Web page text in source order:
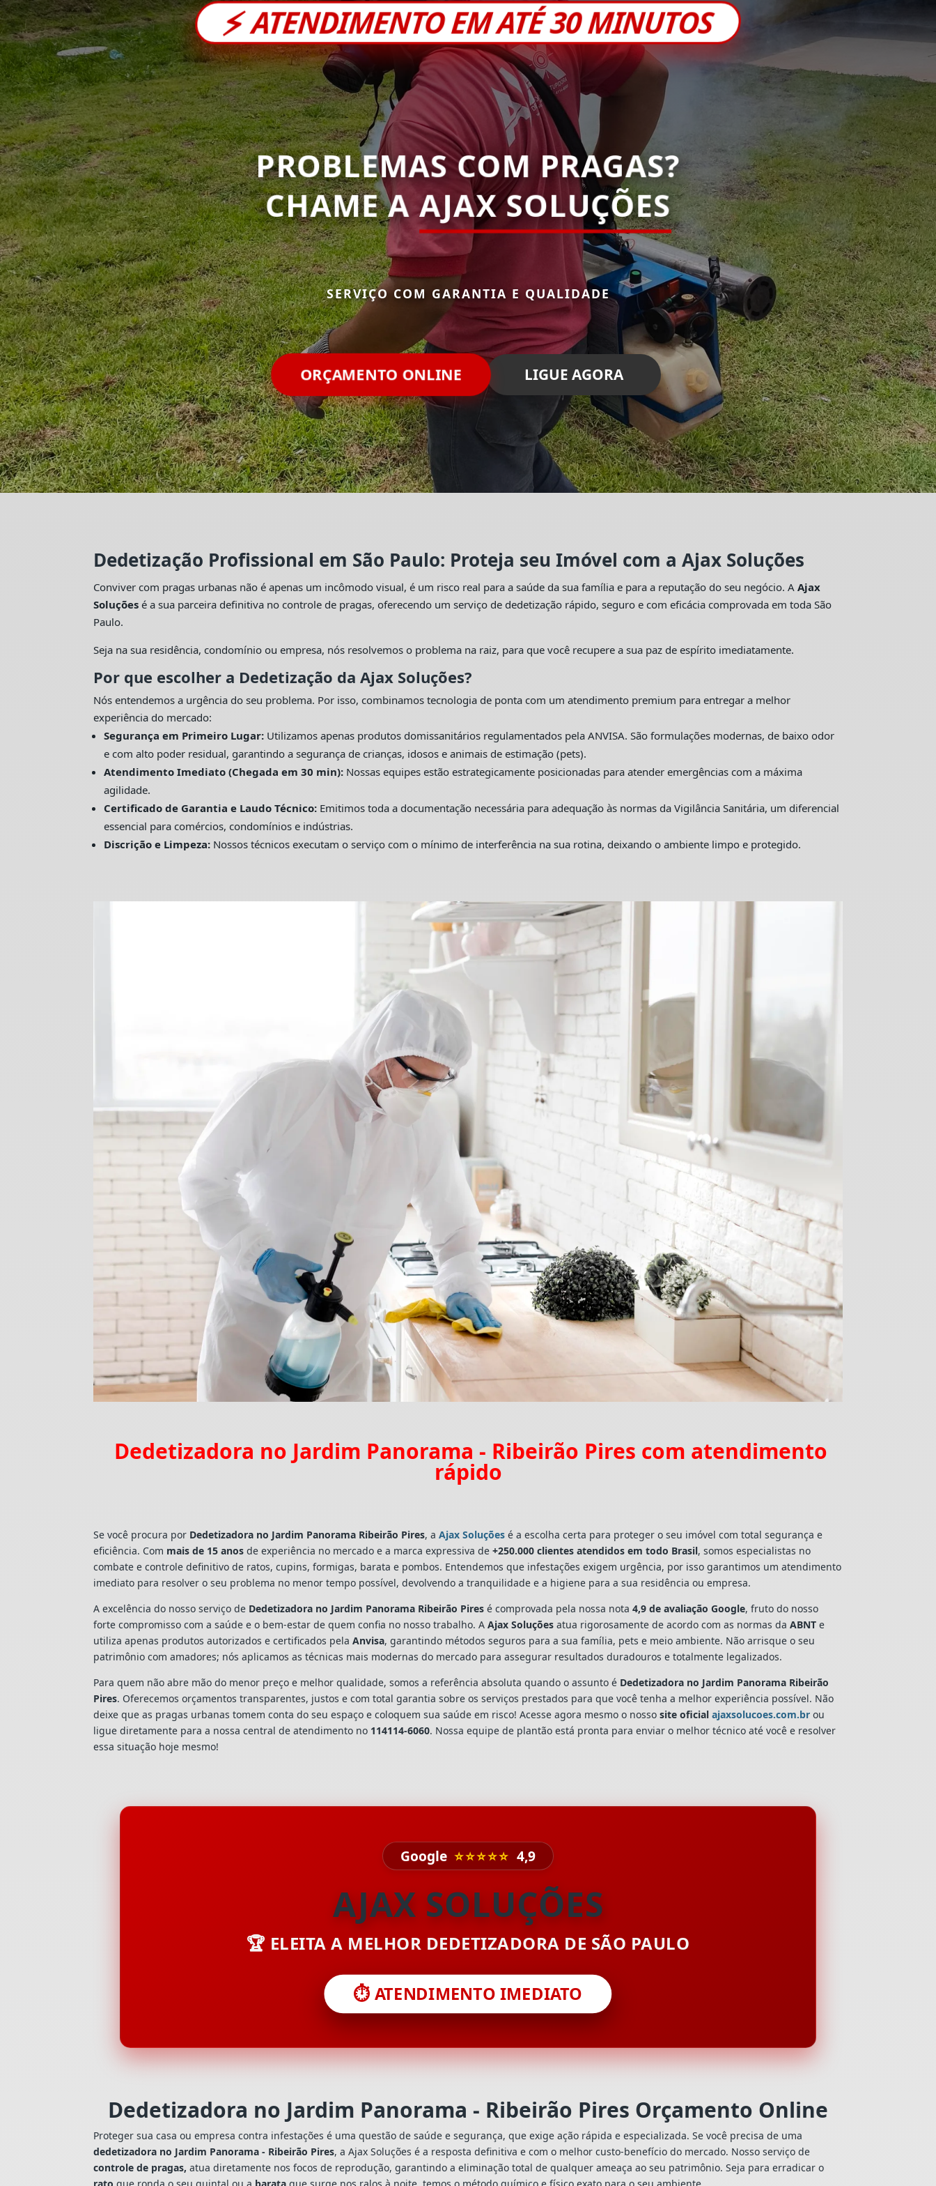
⚡ATENDIMENTO EM ATÉ 30 MINUTOS
PROBLEMAS COM PRAGAS?
CHAME AAJAX SOLUÇÕES
SERVIÇO COM GARANTIA E QUALIDADE
ORÇAMENTO ONLINE LIGUE AGORA
Dedetização Profissional em São Paulo: Proteja seu Imóvel com a Ajax Soluções
Conviver com pragas urbanas não é apenas um incômodo visual, é um risco real para a saúde da sua família e para a reputação do seu negócio. AAjax
Soluções é a sua parceira definitiva no controle de pragas, oferecendo um serviço de dedetização rápido, seguro e com eficácia comprovada em toda São
Paulo.
Seja na sua residência, condomínio ou empresa, nós resolvemos o problema na raiz, para que você recupere a sua paz de espírito imediatamente.
Por que escolher a Dedetização da Ajax Soluções?
Nós entendemos a urgência do seu problema. Por isso, combinamos tecnologia de ponta com um atendimento premium para entregar a melhor
experiência do mercado:
Segurança em Primeiro Lugar: Utilizamos apenas produtos domissanitários regulamentados pela ANVISA. São formulações modernas, de baixo odor
e com alto poder residual, garantindo a segurança de crianças, idosos e animais de estimação (pets).
Atendimento Imediato (Chegada em 30 min): Nossas equipes estão estrategicamente posicionadas para atender emergências com a máxima
agilidade.
Certificado de Garantia e Laudo Técnico: Emitimos toda a documentação necessária para adequação às normas da Vigilância Sanitária, um diferencial
essencial para comércios, condomínios e indústrias.
Discrição e Limpeza: Nossos técnicos executam o serviço com o mínimo de interferência na sua rotina, deixando o ambiente limpo e protegido.
Dedetizadora no Jardim Panorama - Ribeirão Pires com atendimento
rápido
Se você procura por Dedetizadora no Jardim Panorama Ribeirão Pires, aAjax Soluções é a escolha certa para proteger o seu imóvel com total segurança e
eficiência. Com mais de 15 anos de experiência no mercado e a marca expressiva de +250.000 clientes atendidos em todo Brasil, somos especialistas no
combate e controle definitivo de ratos, cupins, formigas, barata e pombos. Entendemos que infestações exigem urgência, por isso garantimos um atendimento
imediato para resolver o seu problema no menor tempo possível, devolvendo a tranquilidade e a higiene para a sua residência ou empresa.
A excelência do nosso serviço de Dedetizadora no Jardim Panorama Ribeirão Pires é comprovada pela nossa nota 4,9 de avaliação Google, fruto do nosso
forte compromisso com a saúde e o bem-estar de quem confia no nosso trabalho. AAjax Soluções atua rigorosamente de acordo com as normas daABNT e
utiliza apenas produtos autorizados e certificados pelaAnvisa, garantindo métodos seguros para a sua família, pets e meio ambiente. Não arrisque o seu
patrimônio com amadores; nós aplicamos as técnicas mais modernas do mercado para assegurar resultados duradouros e totalmente legalizados.
Para quem não abre mão do menor preço e melhor qualidade, somos a referência absoluta quando o assunto é Dedetizadora no Jardim Panorama Ribeirão
Pires. Oferecemos orçamentos transparentes, justos e com total garantia sobre os serviços prestados para que você tenha a melhor experiência possível. Não
deixe que as pragas urbanas tomem conta do seu espaço e coloquem sua saúde em risco! Acesse agora mesmo o nosso site oficialajaxsolucoes.com.br ou
ligue diretamente para a nossa central de atendimento no 114114-6060. Nossa equipe de plantão está pronta para enviar o melhor técnico até você e resolver
essa situação hoje mesmo!
Google ⭐⭐⭐⭐⭐ 4,9
AJAX SOLUÇÕES
🏆 ELEITA A MELHOR DEDETIZADORA DE SÃO PAULO
⏱️ ATENDIMENTO IMEDIATO
Dedetizadora no Jardim Panorama - Ribeirão Pires Orçamento Online
Proteger sua casa ou empresa contra infestações é uma questão de saúde e segurança, que exige ação rápida e especializada. Se você precisa de uma
dedetizadora no Jardim Panorama - Ribeirão Pires, a Ajax Soluções é a resposta definitiva e com o melhor custo-benefício do mercado. Nosso serviço de
controle de pragas, atua diretamente nos focos de reprodução, garantindo a eliminação total de qualquer ameaça ao seu patrimônio. Seja para erradicar o